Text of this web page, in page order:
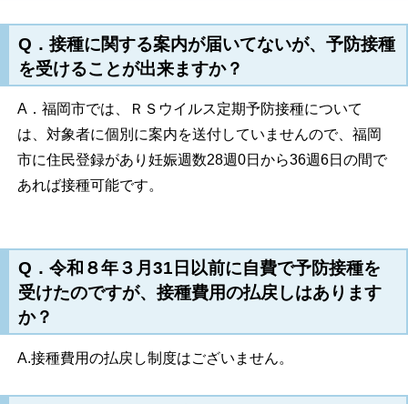
Q．接種に関する案内が届いてないが、予防接種
を受けることが出来ますか？
A．福岡市では、ＲＳウイルス定期予防接種について
は、対象者に個別に案内を送付していませんので、福岡
市に住民登録があり妊娠週数28週0日から36週6日の間で
あれば接種可能です。
Q．令和８年３月31日以前に自費で予防接種を
受けたのですが、接種費用の払戻しはあります
か？
A.接種費用の払戻し制度はございません。